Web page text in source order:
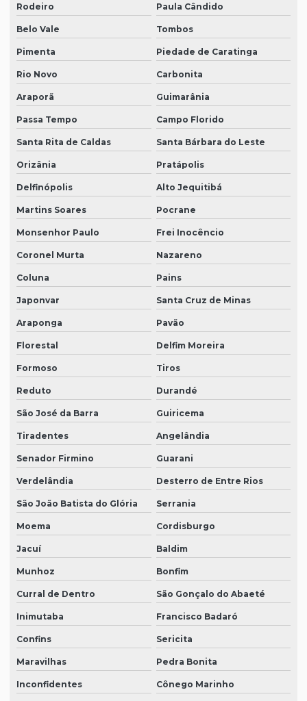
Rodeiro Paula Cândido
Belo Vale Tombos
Pimenta Piedade de Caratinga
Rio Novo Carbonita
Araporã Guimarânia
Passa Tempo Campo Florido
Santa Rita de Caldas Santa Bárbara do Leste
Orizânia Pratápolis
Delfinópolis Alto Jequitibá
Martins Soares Pocrane
Monsenhor Paulo Frei Inocêncio
Coronel Murta Nazareno
Coluna Pains
Japonvar Santa Cruz de Minas
Araponga Pavão
Florestal Delfim Moreira
Formoso Tiros
Reduto Durandé
São José da Barra Guiricema
Tiradentes Angelândia
Senador Firmino Guarani
Verdelândia Desterro de Entre Rios
São João Batista do Glória Serrania
Moema Cordisburgo
Jacuí Baldim
Munhoz Bonfim
Curral de Dentro São Gonçalo do Abaeté
Inimutaba Francisco Badaró
Confins Sericita
Maravilhas Pedra Bonita
Inconfidentes Cônego Marinho